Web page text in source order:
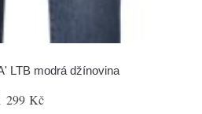
LTB modrá džínovina
299 Kč